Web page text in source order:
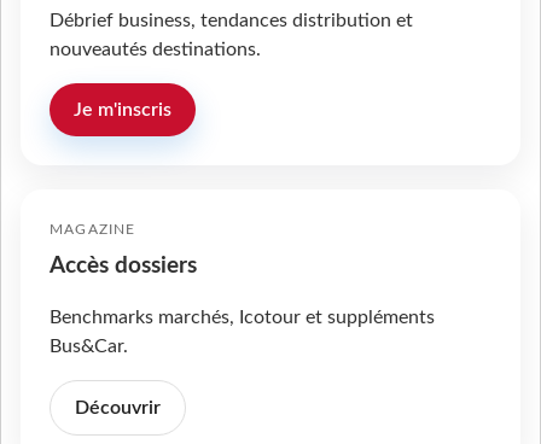
Débrief business, tendances distribution et
nouveautés destinations.
Je m'inscris
MAGAZINE
Accès dossiers
Benchmarks marchés, Icotour et suppléments
Bus&Car.
Découvrir